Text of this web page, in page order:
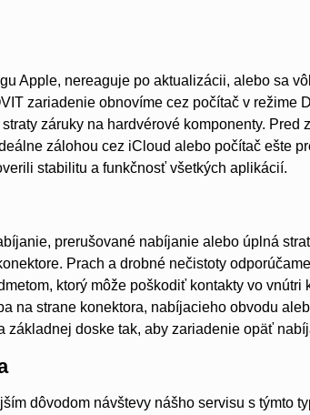
Apple, nereaguje po aktualizácii, alebo sa
zariadenie obnovíme cez počítač v režime
záruky na hardvérové komponenty.
zálohou cez iCloud alebo počítač ešte
stabilitu a funkčnosť všetkých aplikácií.
prerušované nabíjanie alebo úplná
Prach a drobné nečistoty
ktorý môže poškodiť kontakty vo
na strane konektora, nabíjacieho obvodu
základnej doske tak, aby zariadenie opäť
dôvodom návštevy nášho servisu s týmto